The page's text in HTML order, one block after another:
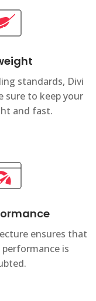
standards, Divi
sure to keep your
and fast.
ensures that
is